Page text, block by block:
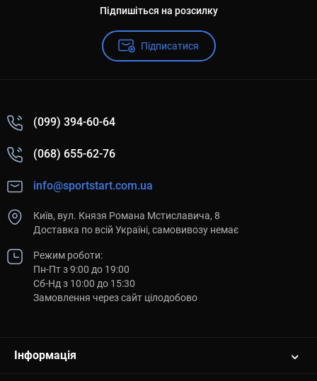
Підпишіться на розсилку
Підписатися
(099) 394-60-64
(068) 655-62-76
info@sportstart.com.ua
Київ, вул. Князя Романа Мстиславича, 8
Доставка по всій Україні, самовивозу немає
Режим роботи:
Пн-Пт з 9:00 до 19:00
Сб-Нд з 10:00 до 15:30
Замовлення через сайт цілодобово
Інформація